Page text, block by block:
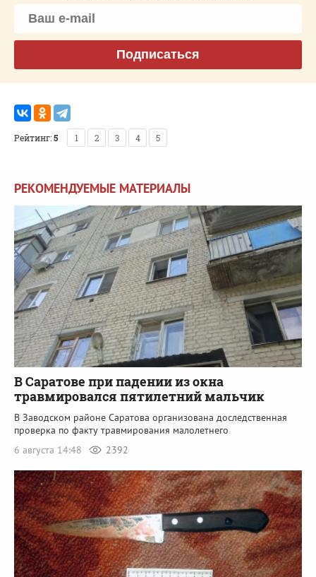
Подписаться
Рейтинг:5 1 2 3 4 5
РЕКОМЕНДУЕМЫЕ МАТЕРИАЛЫ
В Саратове при падении из окна
травмировался пятилетний мальчик
В Заводском районе Саратова организована доследственная
проверка по факту травмирования малолетнего
6 августа 14:48
2392